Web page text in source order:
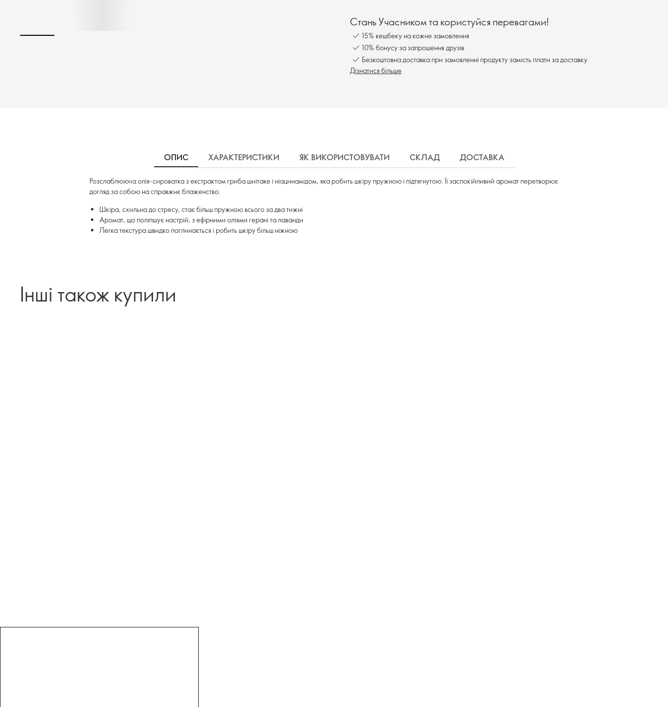
Стань Учасником та користуйся перевагами!
15% кешбеку на кожне замовлення
10% бонусу за запрошення друзів
Безкоштовна доставка при замовленні продукту замість плати за доставку
Дізнатися більше
ОПИС ХАРАКТЕРИСТИКИ ЯК ВИКОРИСТОВУВАТИ СКЛАД ДОСТАВКА
Розслаблююча олія-сироватка з екстрактом гриба шиітаке і ніацинамідом, яка робить шкіру пружною і підтягнутою. Її заспокійливий аромат перетворює
догляд за собою на справжнє блаженство.
Шкіра, схильна до стресу, стає більш пружною всього за два тижні
Аромат, що поліпшує настрій, з ефірними оліями герані та лаванди
Легка текстура швидко поглинається і робить шкіру більш ніжною
Інші також купили